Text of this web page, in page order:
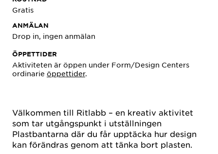
Välkommen till Ritlabb – en kreativ aktivitet
som tar utgångspunkt i utställningen
Plastbantarna där du får upptäcka hur design
kan förändras genom att tänka bort plasten.
Gratis
ANMÄLAN
Drop in, ingen anmälan
ÖPPETTIDER
Aktiviteten är öppen under Form/Design Centers
ordinarie öppettider.